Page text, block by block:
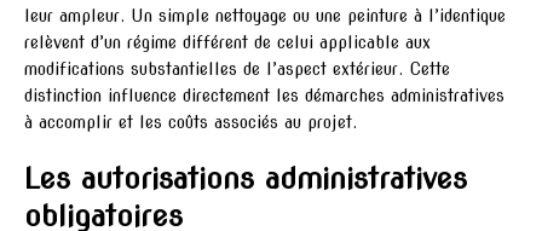
leur ampleur. Un simple nettoyage ou une peinture à l’identique
relèvent d’un régime différent de celui applicable aux
modifications substantielles de l’aspect extérieur. Cette
distinction influence directement les démarches administratives
à accomplir et les coûts associés au projet.
Les autorisations administratives
obligatoires